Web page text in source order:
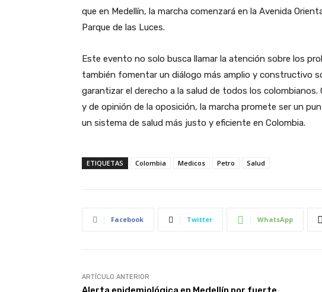
que en Medellín, la marcha comenzará en la Avenida
Parque de las Luces.
Este evento no solo busca llamar la atención sobre los
también fomentar un diálogo más amplio y constructivo
garantizar el derecho a la salud de todos los
y de opinión de la oposición, la marcha promete ser un
un sistema de salud más justo y eficiente en Colombia.
ETIQUETAS Colombia Medicos Petro Salud
Facebook Twitter WhatsApp
ARTÍCULO ANTERIOR